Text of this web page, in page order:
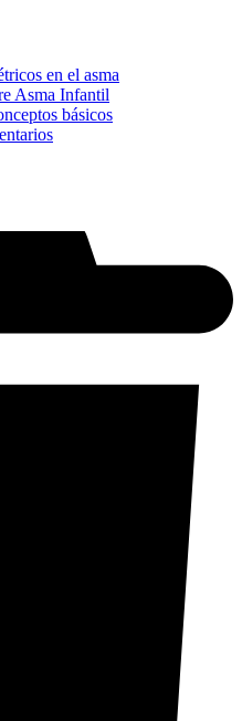
en el asma
Asma Infantil
básicos